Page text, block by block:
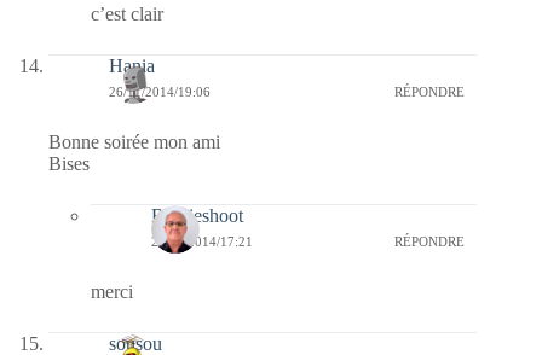
c’est clair
Hania
26/11/2014/19:06 RÉPONDRE
Bonne soirée mon ami
Bises
Bernieshoot
27/11/2014/17:21 RÉPONDRE
merci
sousou